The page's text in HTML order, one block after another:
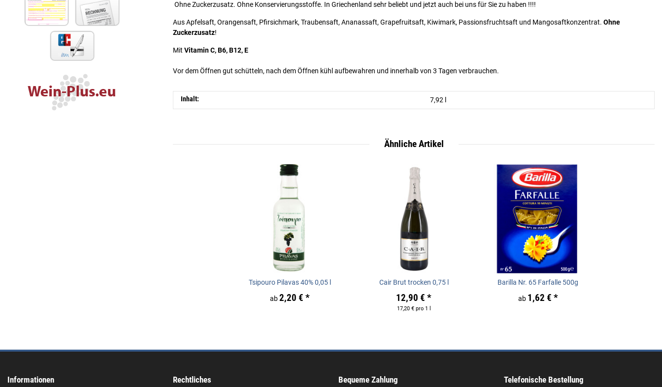
Ohne Zuckerzusatz. Ohne Konservierungsstoffe. In Griechenland sehr beliebt und jetzt auch bei uns für Sie zu haben !!!!
Aus Apfelsaft, Orangensaft, Pfirsichmark, Traubensaft, Ananassaft, Grapefruitsaft, Kiwimark, Passionsfruchtsaft und Mangosaftkonzentrat. Ohne
Zuckerzusatz!
Mit Vitamin C, B6, B12, E
Vor dem Öffnen gut schütteln, nach dem Öffnen kühl aufbewahren und innerhalb von 3 Tagen verbrauchen.
Inhalt: 7,92 l
Ähnliche Artikel
Tsipouro Pilavas 40% 0,05 l
ab2,20 € *
Cair Brut trocken 0,75 l
12,90 € *
17,20 € pro 1 l
Barilla Nr. 65 Farfalle 500g
ab 1,62 € *
Informationen Rechtliches Bequeme Zahlung Telefonische Bestellung